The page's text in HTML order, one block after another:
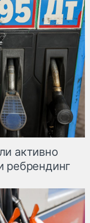
активно
ребрендинг